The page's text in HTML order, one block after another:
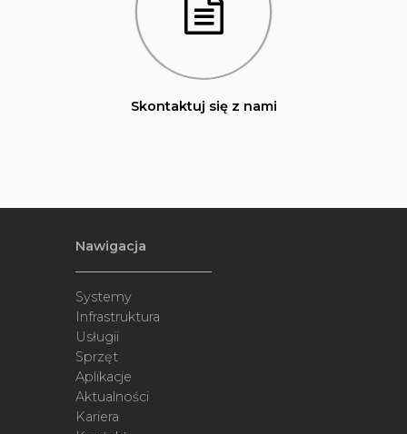
Skontaktuj się z nami
Nawigacja
Systemy
Infrastruktura
Usługii
Sprzęt
Aplikacje
Aktualności
Kariera